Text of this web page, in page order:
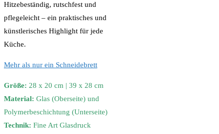
Hitzebeständig, rutschfest und
pflegeleicht – ein praktisches und
künstlerisches Highlight für jede
Küche.
Mehr als nur ein Schneidebrett
Größe: 28 x 20 cm | 39 x 28 cm
Material: Glas (Oberseite) und
Polymerbeschichtung (Unterseite)
Technik: Fine Art Glasdruck